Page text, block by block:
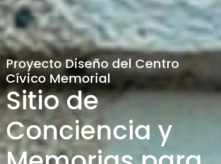
Proyecto Diseño del Centro
Cívico Memorial
Sitio de
Conciencia y